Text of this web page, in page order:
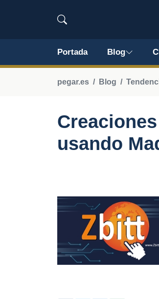
Portada Blog
pegar.es Blog
usando